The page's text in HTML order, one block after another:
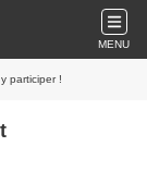
MENU
participer !